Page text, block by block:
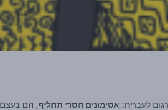
לעברית: אסימונים חסרי תחליף, הם בעצם